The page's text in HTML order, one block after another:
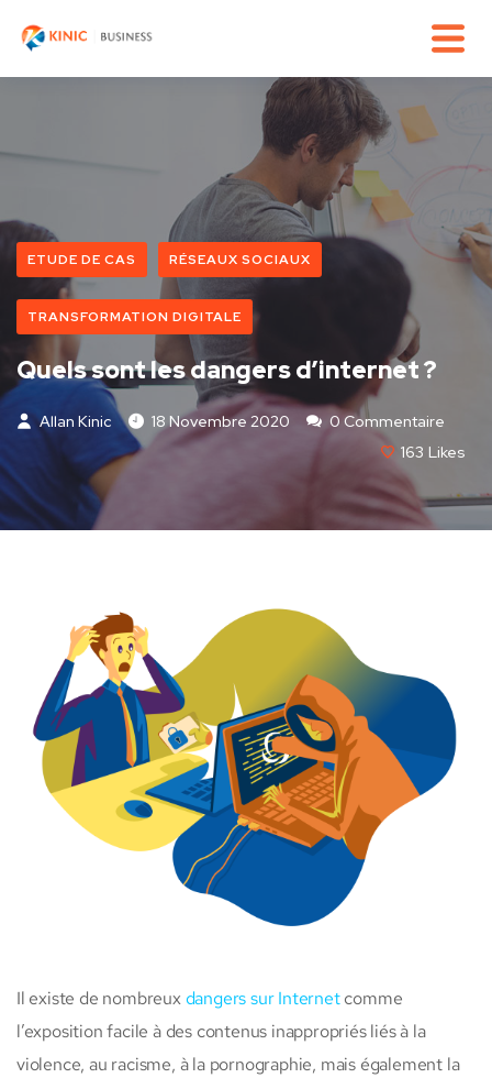
ETUDE DE CAS RÉSEAUX SOCIAUX
TRANSFORMATION DIGITALE
Quels sont les dangers d’internet ?
Allan Kinic 18 Novembre 2020
0 Commentaire
163 Likes
Il existe de nombreuxdangers sur Internetcomme
l’exposition facile à des contenus inappropriés liés à la
violence, au racisme, à la pornographie, mais également la